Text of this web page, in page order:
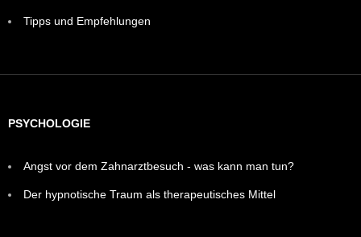
Tipps und Empfehlungen
PSYCHOLOGIE
Angst vor dem Zahnarztbesuch - was kann man tun?
Der hypnotische Traum als therapeutisches Mittel